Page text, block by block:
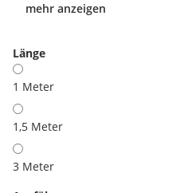
mehr anzeigen
Länge
1 Meter
1,5 Meter
3 Meter